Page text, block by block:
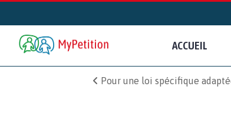
ACCUEIL
Pour une loi spécifique